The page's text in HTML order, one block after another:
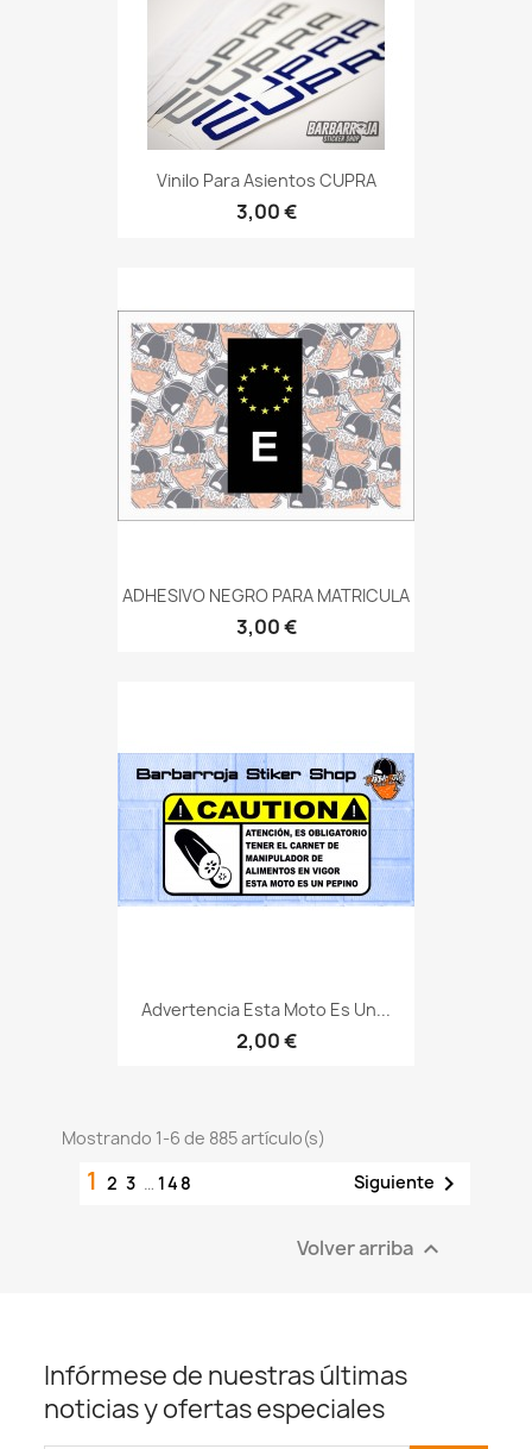
Vinilo Para Asientos CUPRA
3,00 €
ADHESIVO NEGRO PARA MATRICULA
3,00 €
Advertencia Esta Moto Es Un...
2,00 €
Mostrando 1-6 de 885 artículo(s)
123 … 148 Siguiente 
Volver arriba 
Infórmese de nuestras últimas
noticias y ofertas especiales